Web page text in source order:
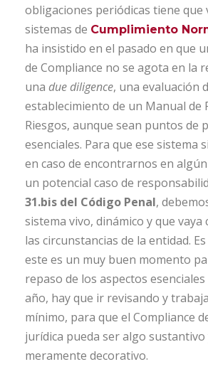
obligaciones periódicas tiene que
sistemas de Cumplimiento
ha insistido en el pasado en que
de Compliance no se agota en la
una due diligence, una evaluación
establecimiento de un Manual de
Riesgos, aunque sean puntos de
esenciales. Para que ese sistema
en caso de encontrarnos en
un potencial caso de
31.bis del Código Penal,
sistema vivo, dinámico y que vaya
las circunstancias de la entidad.
este es un muy buen momento
repaso de los aspectos
año, hay que ir revisando y
mínimo, para que el Compliance
jurídica pueda ser algo sustantivo
meramente decorativo.